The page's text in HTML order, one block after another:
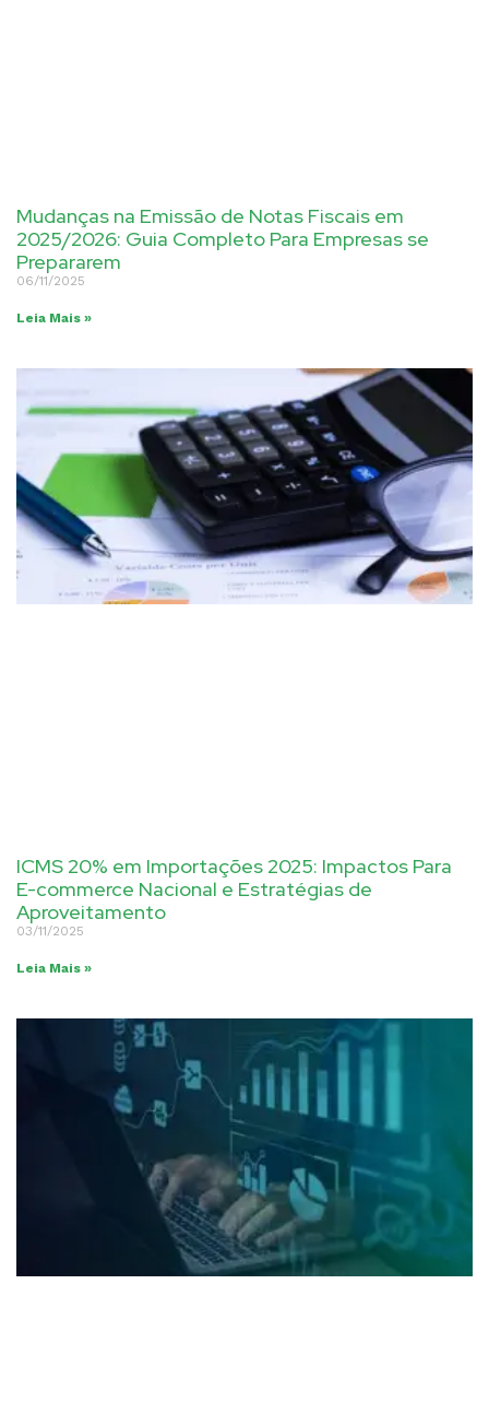
Mudanças na Emissão de Notas Fiscais em
2025/2026: Guia Completo Para Empresas se
Prepararem
06/11/2025
Leia Mais »
ICMS 20% em Importações 2025: Impactos Para
E-commerce Nacional e Estratégias de
Aproveitamento
03/11/2025
Leia Mais »